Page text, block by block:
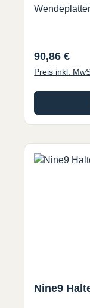
Regulärer
90,86 €
Preis inkl.
Nine9